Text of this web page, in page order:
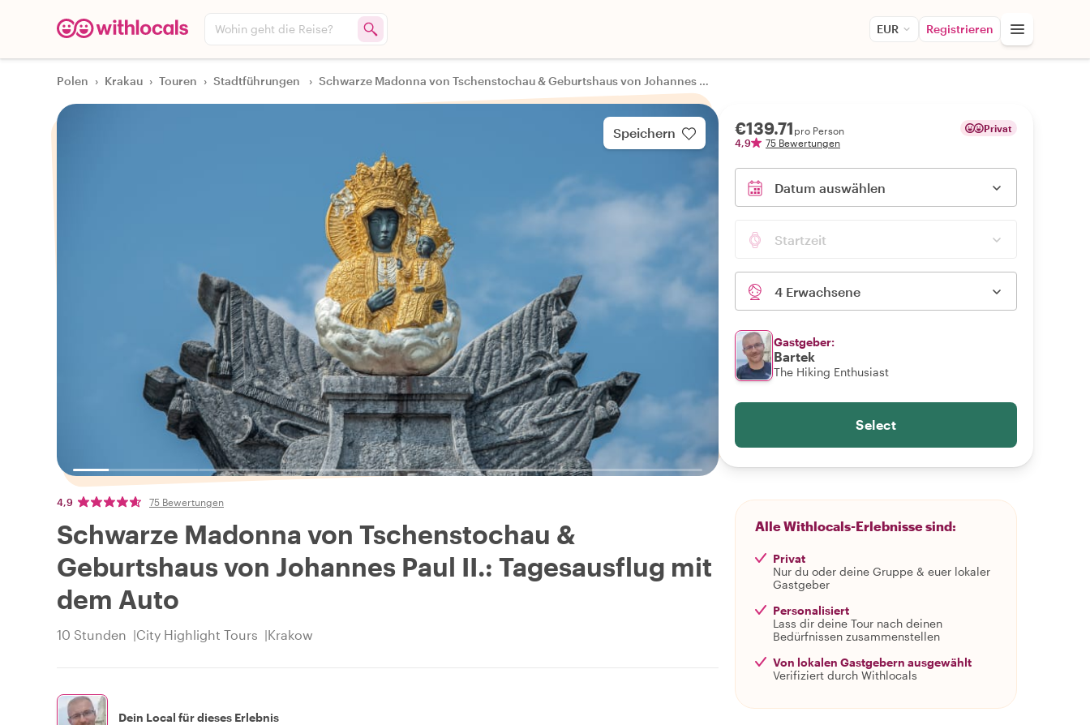
Wohin geht die Reise? EUR Registrieren
Polen › Krakau › Touren › Stadtführungen › Schwarze Madonna von Tschenstochau & Geburtshaus von Johannes Paul II.: Tagesausflug mit dem Auto
Speichern
4,9 75 Bewertungen
Schwarze Madonna von Tschenstochau &
Geburtshaus von Johannes Paul II.: Tagesausflug mit
dem Auto
10 Stunden City Highlight Tours Krakow
Dein Local für dieses Erlebnis
€139.71 pro Person
4,9
75 Bewertungen
Privat
Datum auswählen
Startzeit
4 Erwachsene
Gastgeber:
Bartek
The Hiking Enthusiast
Select
Alle Withlocals-Erlebnisse sind:
Privat
Nur du oder deine Gruppe & euer lokaler
Gastgeber
Personalisiert
Lass dir deine Tour nach deinen
Bedürfnissen zusammenstellen
Von lokalen Gastgebern ausgewählt
Verifiziert durch Withlocals